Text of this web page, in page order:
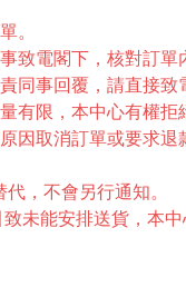
。
事致電閣下，核對訂
同事回覆，請直接
有限，本中心有權拒
因取消訂單或要求退
，不會另行通知。
未能安排送貨，本